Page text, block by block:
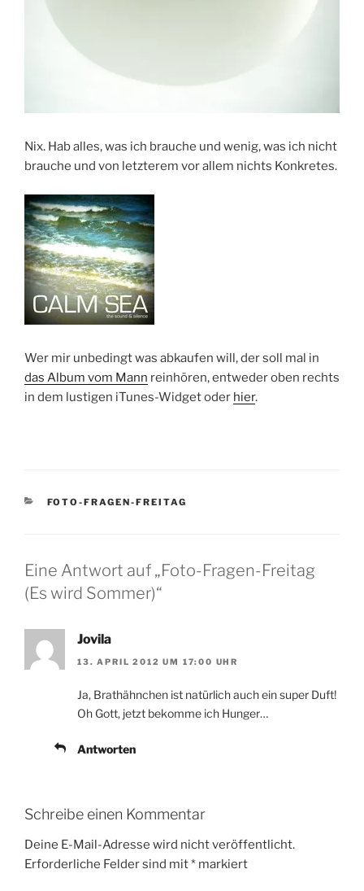
Nix. Hab alles, was ich brauche und wenig, was ich nicht
brauche und von letzterem vor allem nichts Konkretes.
Wer mir unbedingt was abkaufen will, der soll mal in
das Album vom Mann reinhören, entweder oben rechts
in dem lustigen iTunes-Widget oder hier.
KATEGORIEN
FOTO-FRAGEN-FREITAG
Eine Antwort auf „Foto-Fragen-Freitag
(Es wird Sommer)“
Jovila
13. APRIL 2012 UM 17:00 UHR
Ja, Brathähnchen ist natürlich auch ein super Duft!
Oh Gott, jetzt bekomme ich Hunger…
Antworten
Schreibe einen Kommentar
Deine E-Mail-Adresse wird nicht veröffentlicht.
Erforderliche Felder sind mit* markiert